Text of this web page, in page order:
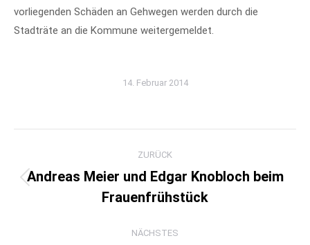
vorliegenden Schäden an Gehwegen werden durch die
Stadträte an die Kommune weitergemeldet.
14. Februar 2014
Kommentarnavigation
ZURÜCK
Vorheriger
Beitrag:
Andreas Meier und Edgar Knobloch beim
Frauenfrühstück
NÄCHSTES